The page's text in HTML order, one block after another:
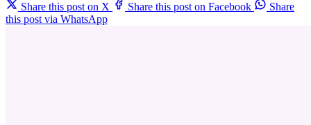
Share this post on X
Share this post on Facebook
Share
this post via WhatsApp